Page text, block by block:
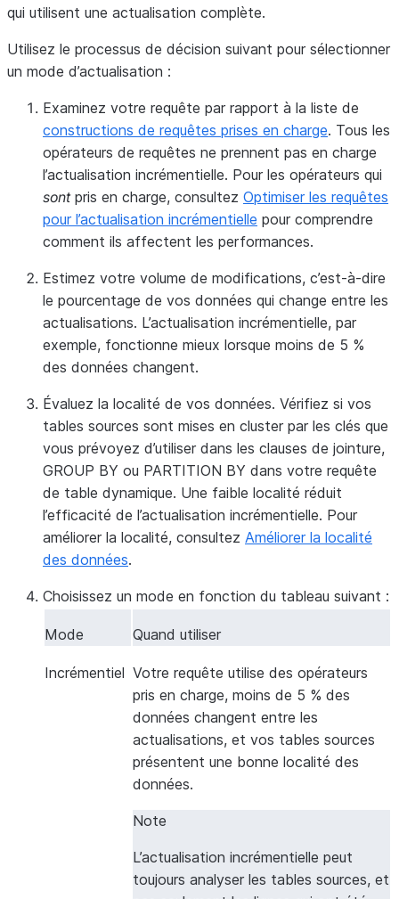
qui utilisent une actualisation complète.
Utilisez le processus de décision suivant pour sélectionner
un mode d’actualisation :
Examinez votre requête par rapport à la liste de
constructions de requêtes prises en charge. Tous les
opérateurs de requêtes ne prennent pas en charge
l’actualisation incrémentielle. Pour les opérateurs qui
sontpris en charge, consultez Optimiser les requêtes
pour l’actualisation incrémentielle pour comprendre
comment ils affectent les performances.
Estimez votre volume de modifications, c’est-à-dire
le pourcentage de vos données qui change entre les
actualisations. L’actualisation incrémentielle, par
exemple, fonctionne mieux lorsque moins de 5 %
des données changent.
Évaluez la localité de vos données. Vérifiez si vos
tables sources sont mises en cluster par les clés que
vous prévoyez d’utiliser dans les clauses de jointure,
GROUP BY ou PARTITION BY dans votre requête
de table dynamique. Une faible localité réduit
l’efficacité de l’actualisation incrémentielle. Pour
améliorer la localité, consultez Améliorer la localité
des données.
Choisissez un mode en fonction du tableau suivant :
Mode Quand utiliser
Incrémentiel Votre requête utilise des opérateurs
pris en charge, moins de 5 % des
données changent entre les
actualisations, et vos tables sources
présentent une bonne localité des
données.
Note
L’actualisation incrémentielle peut
toujours analyser les tables sources, et